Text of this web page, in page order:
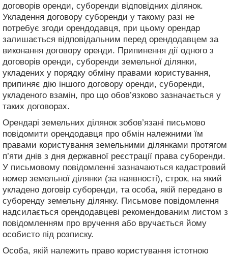
договорів оренди, суборенди відповідних ділянок.
Укладення договору суборенди у такому разі не
потребує згоди орендодавця, при цьому орендар
залишається відповідальним перед орендодавцем за
виконання договору оренди. Припинення дії одного з
договорів оренди, суборенди земельної ділянки,
укладених у порядку обміну правами користування,
припиняє дію іншого договору оренди, суборенди,
укладеного взамін, про що обов’язково зазначається у
таких договорах.
Орендарі земельних ділянок зобов’язані письмово
повідомити орендодавця про обмін належними їм
правами користування земельними ділянками протягом
п’яти днів з дня державної реєстрації права суборенди.
У письмовому повідомленні зазначаються кадастровий
номер земельної ділянки (за наявності), строк, на який
укладено договір суборенди, та особа, якій передано в
суборенду земельну ділянку. Письмове повідомлення
надсилається орендодавцеві рекомендованим листом з
повідомленням про вручення або вручається йому
особисто під розписку.
Особа, якій належить право користування істотною